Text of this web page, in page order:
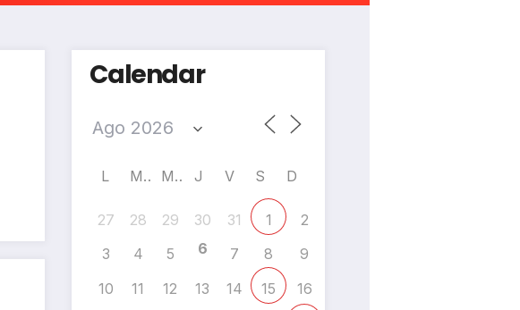
Calendar
L M M J V S D
27 28 29 30 31 1
2
3
4 5 6 7 8
9
10
11 12 13 14 15 16